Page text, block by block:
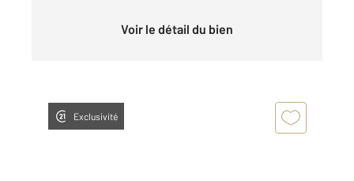
Voir le détail du bien
Exclusivité